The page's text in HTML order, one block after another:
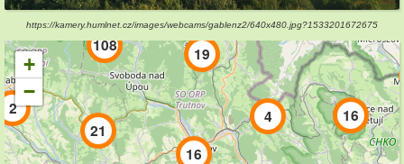
https://kamery.humlnet.cz/images/webcams/gablenz2/640x480.jpg?1533201672675
16
2 4
16
19
21
108
+
−